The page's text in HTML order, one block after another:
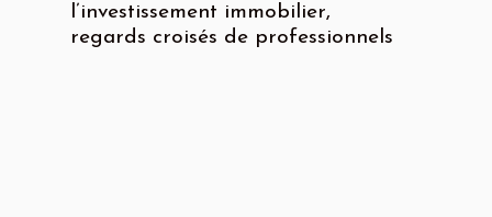
l’investissement immobilier,
regards croisés de professionnels